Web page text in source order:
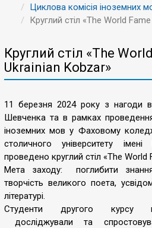
Циклова комісія іноземних
Круглий стіл «The World
Круглий стіл «The
Ukrainian Kobzar»
11 березня 2024 року з нагоди
Шевченка та в рамках
іноземних мов у Фаховому
столичного університету
проведено круглий стіл «The
Мета заходу: поглибити
творчість великого поета,
літературі.
Студенти другого курсу
досліджували та